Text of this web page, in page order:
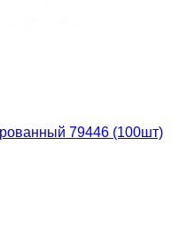
79446 (100шт)